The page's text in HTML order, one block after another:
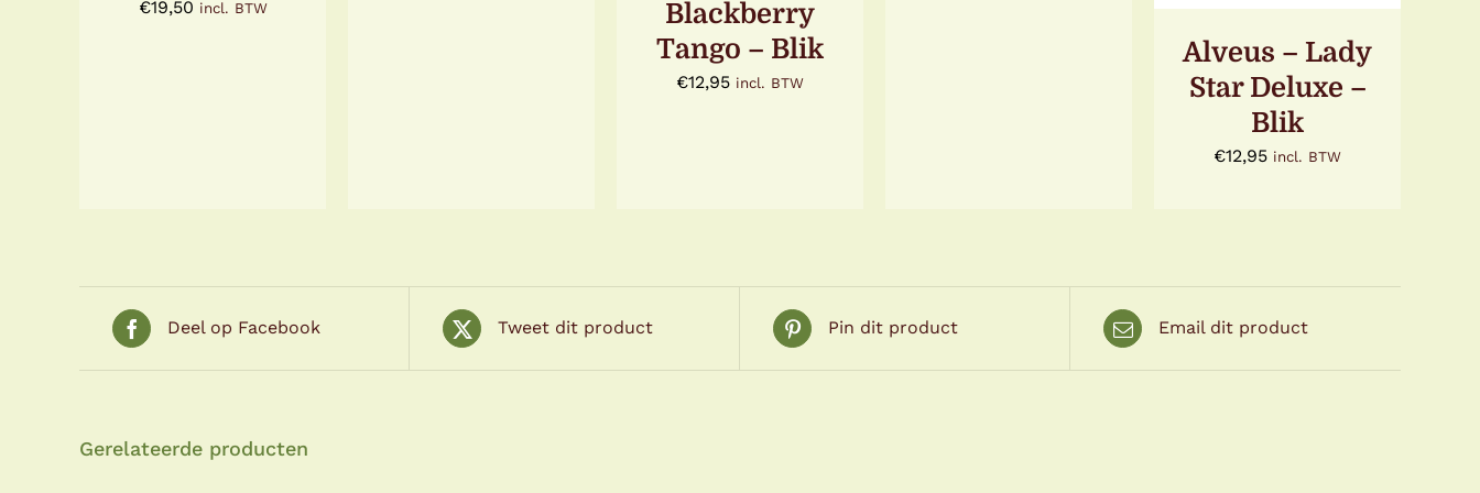
€19,50 incl. BTW
Blackberry
Tango – Blik
€12,95 incl. BTW
Alveus – Lady
Star Deluxe –
Blik
€12,95 incl. BTW
Deel op Facebook Tweet dit product Pin dit product Email dit product
Gerelateerde producten